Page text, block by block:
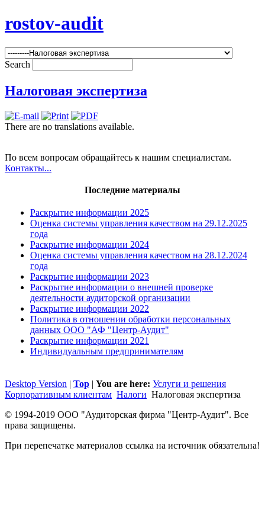
rostov-audit
Search
Налоговая экспертиза
There are no translations available.
По всем вопросам обращайтесь к нашим специалистам.
Контакты...
Последние материалы
Раскрытие информации 2025
Оценка системы управления качеством на 29.12.2025
года
Раскрытие информации 2024
Оценка системы управления качеством на 28.12.2024
года
Раскрытие информации 2023
Раскрытие информации о внешней проверке
деятельности аудиторской организации
Раскрытие информации 2022
Политика в отношении обработки персональных
данных ООО "АФ "Центр-Аудит"
Раскрытие информации 2021
Индивидуальным предпринимателям
Desktop Version | Top | You are here: Услуги и решения
Корпоративным клиентам Налоги Налоговая экспертиза
© 1994-2019 ООО "Аудиторская фирма "Центр-Аудит". Все
права защищены.
При перепечатке материалов ссылка на источник обязательна!